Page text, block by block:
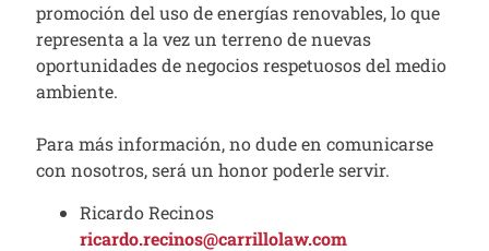
promoción del uso de energías renovables, lo que
representa a la vez un terreno de nuevas
oportunidades de negocios respetuosos del medio
ambiente.
Para más información, no dude en comunicarse
con nosotros, será un honor poderle servir.
Ricardo Recinos
ricardo.recinos@carrillolaw.com